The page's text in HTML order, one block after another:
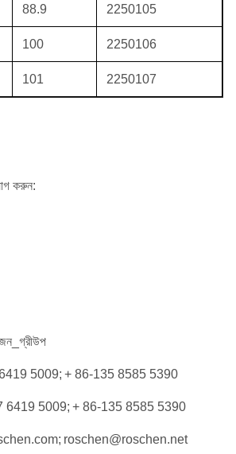
88.9 2250105
100 2250106
101 2250107
করুন:
5009; + 86-135 8585 5390
6419 5009; + 86-135 8585 5390
roschen@roschen.net